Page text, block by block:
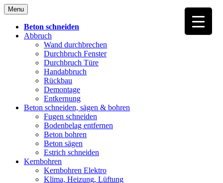
Skip
to
content
Menu
Beton schneiden
Abbruch
Wand durchbrechen
Durchbruch Fenster
Durchbruch Türe
Handabbruch
Rückbau
Demontage
Entkernung
Beton schneiden, sägen & bohren
Fugen schneiden
Bodenbelag entfernen
Beton bohren
Beton sägen
Estrich schneiden
Kernbohren
Kernbohren Elektro
Klima, Heizung, Lüftung